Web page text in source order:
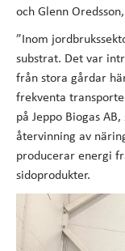
och Glenn
”Inom
substrat. Det var
från stora gårdar
frekventa
på Jeppo Biogas
återvinning av
producerar energi
sidoprodukter.